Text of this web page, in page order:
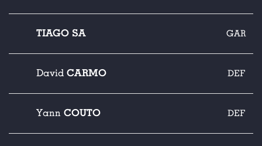
TIAGO SA GAR
David CARMO DEF
Yann COUTO DEF